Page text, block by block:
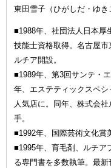
東田雪子（ひがしだ・ゆ
■1988年、社団法人日本厚
技能士資格取得。名古屋
ルチア開設。
■1989年、第3回サンテ・
年、エステティックスペ
人気店に。同年、株式会
手。
■1992年、国際芸術文化賞
■1995年、育毛剤、ルチア
る専門書を多数執筆。最